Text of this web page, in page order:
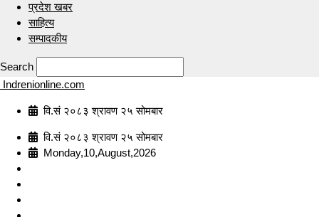
प्रदेश खबर
साहित्य
सम्पादकीय
Search
Indrenionline.com
वि.सं २०८३ श्रावण २५ सोमबार
वि.सं २०८३ श्रावण २५ सोमबार
Monday,10,August,2026